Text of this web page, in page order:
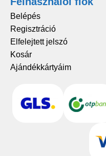
Belépés
Regisztráció
Elfelejtett jelszó
Kosár
Ajándékkártyáim